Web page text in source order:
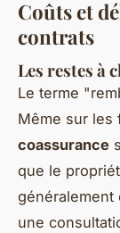
Coûts et
contrats
Les restes à
Le terme
Même sur les
coassurance
que le
généralement
une